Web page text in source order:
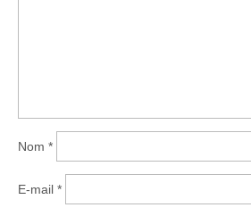
Nom *
E-mail *